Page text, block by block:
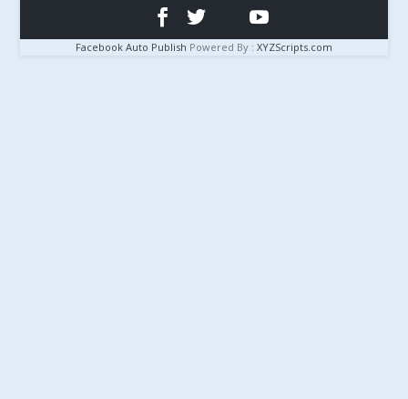
Facebook Auto Publish Powered By : XYZScripts.com